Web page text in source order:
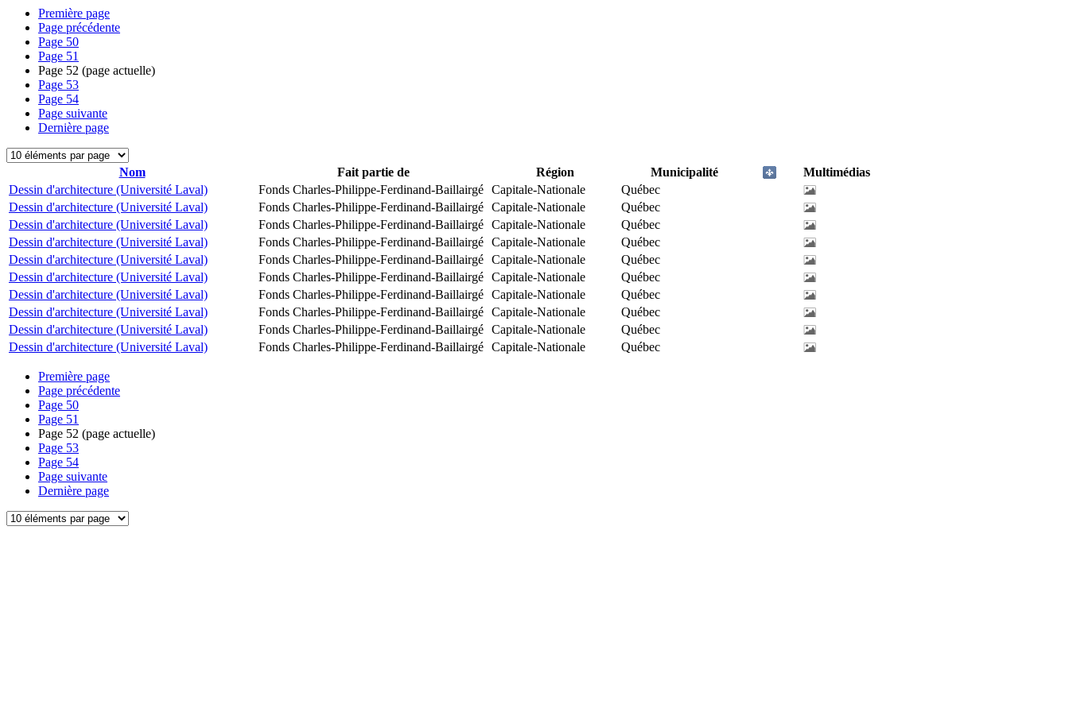
Première page
Page précédente
Page 50
Page 51
Page 52 (page actuelle)
Page 53
Page 54
Page suivante
Dernière page
Nom Fait partie de Région Municipalité
Multimédias
Dessin d'architecture (Université Laval)
Fonds Charles-Philippe-Ferdinand-Baillairgé Capitale-Nationale
Québec
Dessin d'architecture (Université Laval)
Fonds Charles-Philippe-Ferdinand-Baillairgé Capitale-Nationale
Québec
Dessin d'architecture (Université Laval)
Fonds Charles-Philippe-Ferdinand-Baillairgé Capitale-Nationale
Québec
Dessin d'architecture (Université Laval)
Fonds Charles-Philippe-Ferdinand-Baillairgé Capitale-Nationale
Québec
Dessin d'architecture (Université Laval)
Fonds Charles-Philippe-Ferdinand-Baillairgé Capitale-Nationale
Québec
Dessin d'architecture (Université Laval)
Fonds Charles-Philippe-Ferdinand-Baillairgé Capitale-Nationale
Québec
Dessin d'architecture (Université Laval)
Fonds Charles-Philippe-Ferdinand-Baillairgé Capitale-Nationale
Québec
Dessin d'architecture (Université Laval)
Fonds Charles-Philippe-Ferdinand-Baillairgé Capitale-Nationale
Québec
Dessin d'architecture (Université Laval)
Fonds Charles-Philippe-Ferdinand-Baillairgé Capitale-Nationale
Québec
Dessin d'architecture (Université Laval)
Fonds Charles-Philippe-Ferdinand-Baillairgé Capitale-Nationale Québec
Première page
Page précédente
Page 50
Page 51
Page 52 (page actuelle)
Page 53
Page 54
Page suivante
Dernière page